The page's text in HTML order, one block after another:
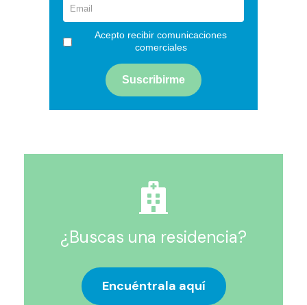
Acepto recibir comunicaciones
comerciales
¿Buscas una residencia?
Encuéntrala aquí